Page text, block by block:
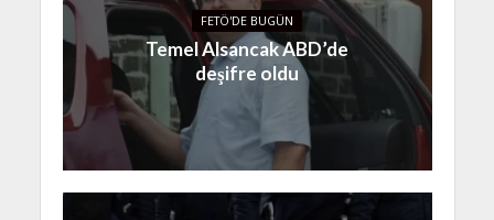
FETÖ'DE BUGÜN
Temel Alsancak ABD’de
deşifre oldu